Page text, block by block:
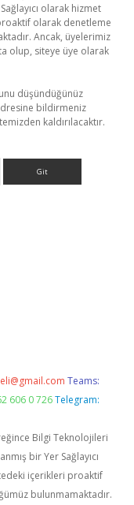
olarak hizmet
olarak denetleme
Ancak, üyelerimiz
olup, siteye üye olarak
düşündüğünüz
bildirmeniz
kaldırılacaktır.
Teams:
606 0 726 Telegram:
Bilgi Teknolojileri
bir Yer Sağlayıcı
içerikleri proaktif
bulunmamaktadır.